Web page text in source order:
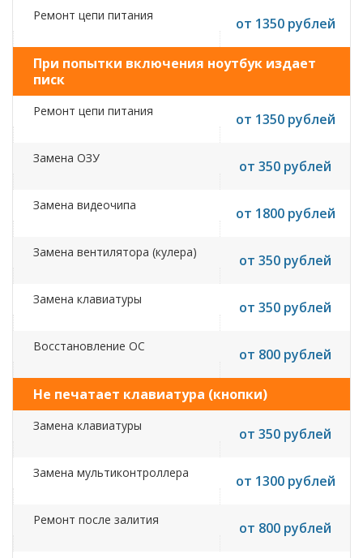
Ремонт цепи питания от 1350 рублей
При попытки включения ноутбук издает
писк
Ремонт цепи питания от 1350 рублей
Замена ОЗУ от 350 рублей
Замена видеочипа от 1800 рублей
Замена вентилятора (кулера) от 350 рублей
Замена клавиатуры от 350 рублей
Восстановление ОС от 800 рублей
Не печатает клавиатура (кнопки)
Замена клавиатуры от 350 рублей
Замена мультиконтроллера от 1300 рублей
Ремонт после залития от 800 рублей